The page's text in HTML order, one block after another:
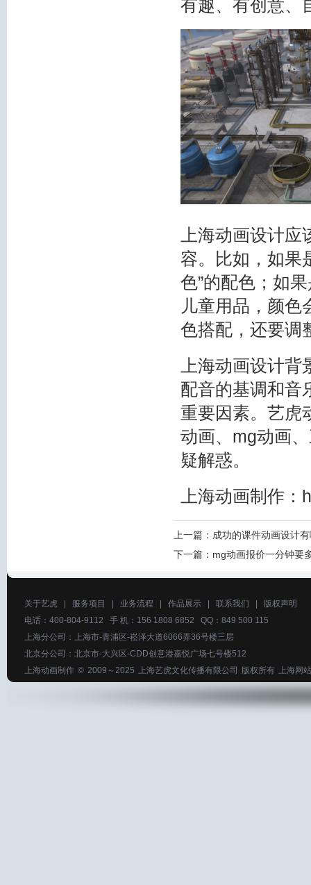
有趣、有创意、
上海动画设计
容。比如，如果
色”的配色；如
儿童用品，颜色
色搭配，还要调
上海动画设计
配音的基调和音
重要因素。艺虎
动画、 mg动画
疑解惑。
上海动画制作
上一篇： 成功的课件动画设计
下一篇： mg动画报价一分钟要
关于艺虎 服务项目 业务流程 作品展示 联系我们
版权声明
电话：400-804-9112 手 机：156 1808 6852 QQ：849 500 115
上海分公司：上海市-青浦区-崧泽大道6066弄36号楼三层
北京分公司：北京市-大兴区-CDD创意港嘉悦广场七号楼512
上海动画制作 © 2009～2025 上海艺虎文化传播有限公司 版权所有 上海网